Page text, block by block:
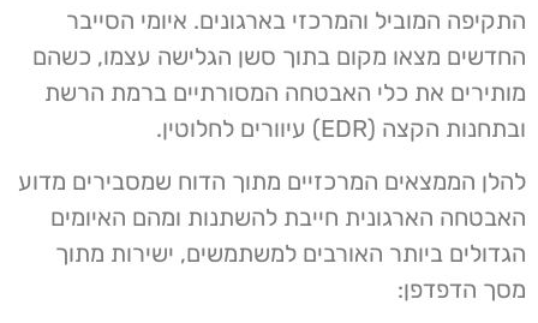
התקיפה המוביל והמרכזי בארגונים. איומי הסייבר
החדשים מצאו מקום בתוך סשן הגלישה עצמו, כשהם
מותירים את כלי האבטחה המסורתיים ברמת הרשת
ובתחנות הקצה (EDR) עיוורים לחלוטין.
להלן הממצאים המרכזיים מתוך הדוח שמסבירים מדוע
האבטחה הארגונית חייבת להשתנות ומהם האיומים
הגדולים ביותר האורבים למשתמשים, ישירות מתוך
מסך הדפדפן: